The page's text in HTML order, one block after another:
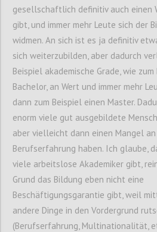
P7
Wie auch schon im
angesprochen,mussten
Wohlstandsverlust durch
nochmals hervorheben .
hätte geradefüreinene
wie Österreich eine
und würde zu einen
dem das Volk nicht
haben daher festgehalten
,
Resilientsnur in einem
funktionieren würde und
mit demdaraus folgenden
gesellschaftlich definitiv auch einen
gibt, und immer mehr Leute sich der
widmen. An sich ist es ja definitiv
sich weiterzubilden, aber dadurch
Beispiel akademische Grade, wie
Bachelor, an Wert und immer mehr
dann zum Beispiel einen Master.
enorm viele gut ausgebildete
aber vielleicht dann einen Mangel an
Berufserfahrung haben. Ich glaube,
viele arbeitslose Akademiker gibt,
Grund das Bildung eben nicht eine
Beschäftigungsgarantie gibt, weil
andere Dinge in den Vordergrund
(Berufserfahrung, Multinationalität,